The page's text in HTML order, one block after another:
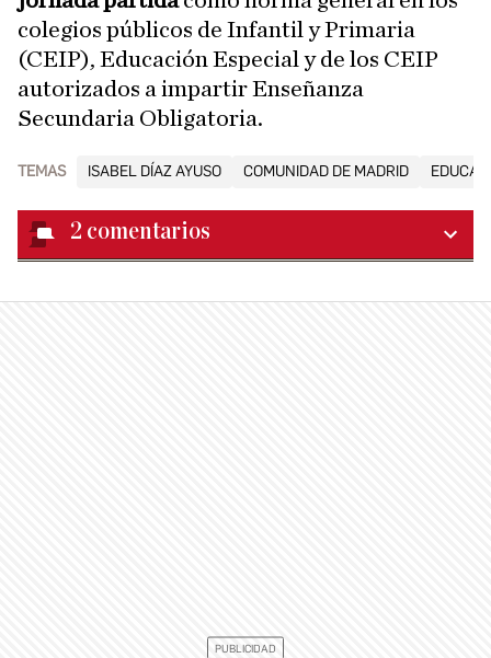
colegios públicos de Infantil y Primaria
(CEIP), Educación Especial y de los CEIP
autorizados a impartir Enseñanza
Secundaria Obligatoria.
TEMAS ISABEL DÍAZ AYUSO COMUNIDAD DE MADRID
2 comentarios